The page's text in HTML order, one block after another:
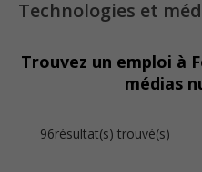
Technologies et
Trouvez un emploi à
médias
96résultat(s) trouvé(s)